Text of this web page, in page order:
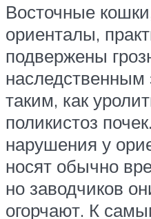
Восточные
ориенталы,
подвержены
таким, как
поликистоз
нарушения у
носят обычно
но заводчиков
огорчают. К